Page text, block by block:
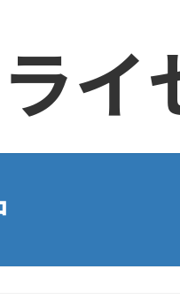
イ